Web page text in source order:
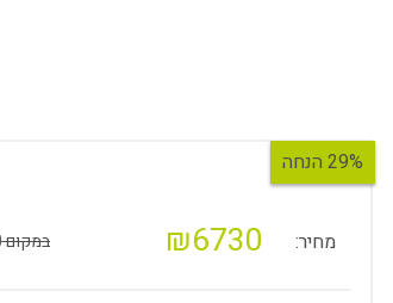
29% הנחה
מחיר: ₪6730 במקום ₪9450